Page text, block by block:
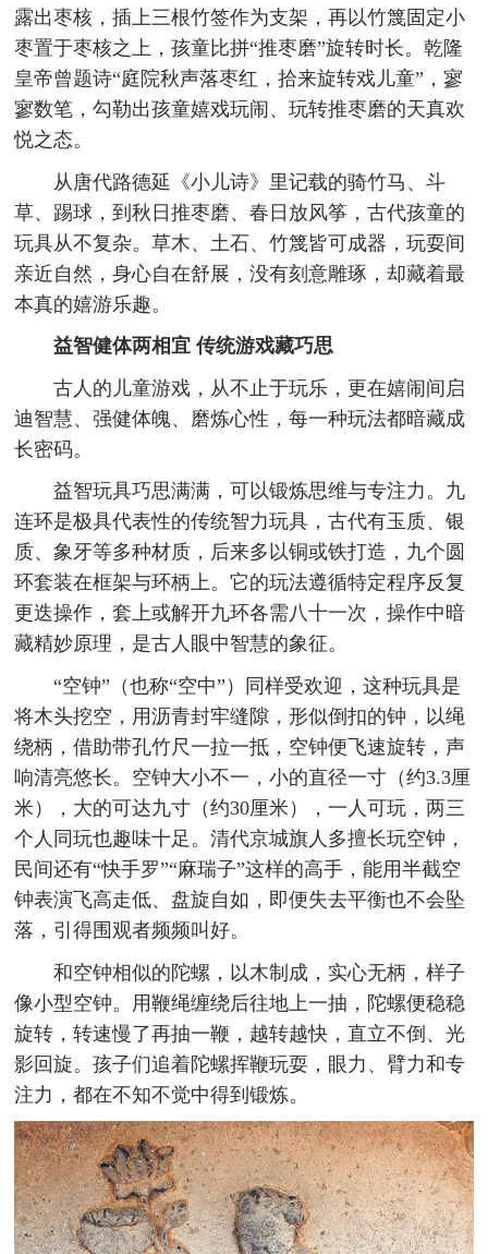
露出枣核，插上三根竹签作为支架，再以竹篾固定小
枣置于枣核之上，孩童比拼“推枣磨”旋转时长。乾隆
皇帝曾题诗“庭院秋声落枣红，拾来旋转戏儿童”，寥
寥数笔，勾勒出孩童嬉戏玩闹、玩转推枣磨的天真欢
悦之态。
从唐代路德延《小儿诗》里记载的骑竹马、斗
草、踢球，到秋日推枣磨、春日放风筝，古代孩童的
玩具从不复杂。草木、土石、竹篾皆可成器，玩耍间
亲近自然，身心自在舒展，没有刻意雕琢，却藏着最
本真的嬉游乐趣。
益智健体两相宜 传统游戏藏巧思
古人的儿童游戏，从不止于玩乐，更在嬉闹间启
迪智慧、强健体魄、磨炼心性，每一种玩法都暗藏成
长密码。
益智玩具巧思满满，可以锻炼思维与专注力。九
连环是极具代表性的传统智力玩具，古代有玉质、银
质、象牙等多种材质，后来多以铜或铁打造，九个圆
环套装在框架与环柄上。它的玩法遵循特定程序反复
更迭操作，套上或解开九环各需八十一次，操作中暗
藏精妙原理，是古人眼中智慧的象征。
“空钟”（也称“空中”）同样受欢迎，这种玩具是
将木头挖空，用沥青封牢缝隙，形似倒扣的钟，以绳
绕柄，借助带孔竹尺一拉一抵，空钟便飞速旋转，声
响清亮悠长。空钟大小不一，小的直径一寸（约3.3厘
米），大的可达九寸（约30厘米），一人可玩，两三
个人同玩也趣味十足。清代京城旗人多擅长玩空钟，
民间还有“快手罗”“麻瑞子”这样的高手，能用半截空
钟表演飞高走低、盘旋自如，即便失去平衡也不会坠
落，引得围观者频频叫好。
和空钟相似的陀螺，以木制成，实心无柄，样子
像小型空钟。用鞭绳缠绕后往地上一抽，陀螺便稳稳
旋转，转速慢了再抽一鞭，越转越快，直立不倒、光
影回旋。孩子们追着陀螺挥鞭玩耍，眼力、臂力和专
注力，都在不知不觉中得到锻炼。